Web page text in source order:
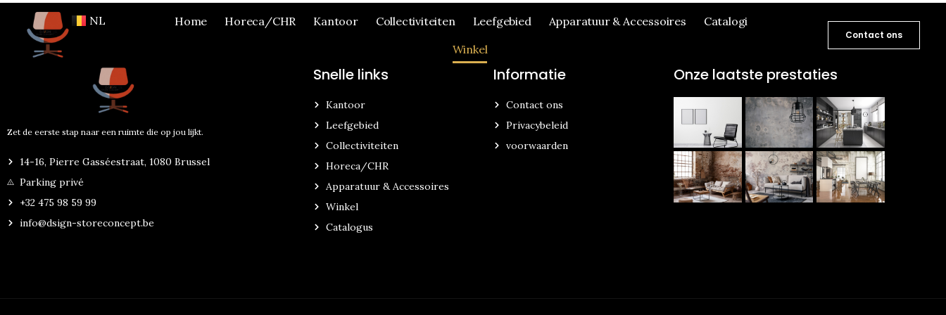
NL
FR
EN
Home Horeca/CHR Kantoor Collectiviteiten Leefgebied Apparatuur & Accessoires
Catalogi
Winkel
Contact ons
Zet de eerste stap naar een ruimte die op jou lijkt.
14-16, Pierre Gasséestraat, 1080 Brussel
Parking privé
+32 475 98 59 99
info@dsign-storeconcept.be
Snelle links
Kantoor
Leefgebied
Collectiviteiten
Horeca/CHR
Apparatuur & Accessoires
Winkel
Catalogus
Informatie
Contact ons
Privacybeleid
voorwaarden
Onze laatste prestaties